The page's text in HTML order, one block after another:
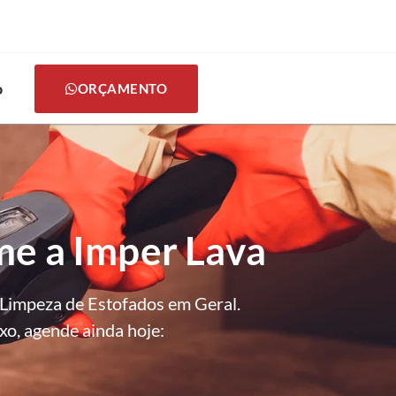
ORÇAMENTO
a Imper Lava
de Estofados em Geral.
agende ainda hoje: